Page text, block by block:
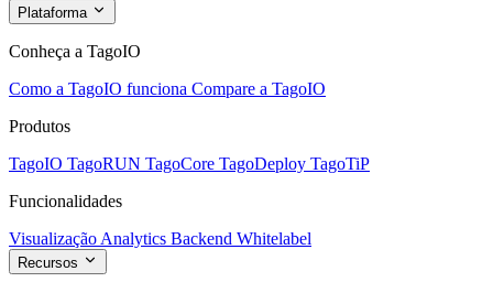
Plataforma
Conheça a TagoIO
Como a TagoIO funciona Compare a TagoIO
Produtos
TagoIO TagoRUN TagoCore TagoDeploy TagoTiP
Funcionalidades
Visualização Analytics Backend Whitelabel
Recursos